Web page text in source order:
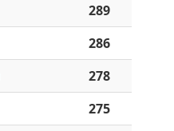
289
286
278
275